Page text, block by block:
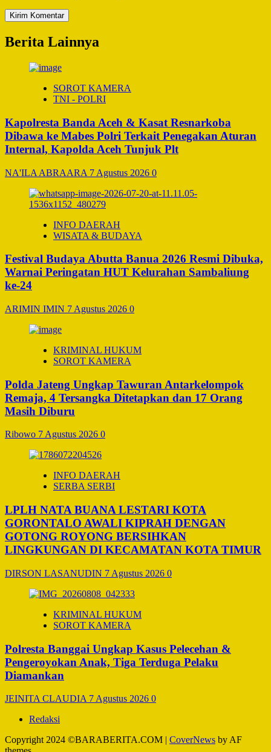
Berita Lainnya
SOROT KAMERA
TNI - POLRI
Kapolresta Banda Aceh & Kasat Resnarkoba
Dibawa ke Mabes Polri Terkait Penegakan Aturan
Internal, Kapolda Aceh Tunjuk Plt
NA'ILA ABRAARA 7 Agustus 2026 0
INFO DAERAH
WISATA & BUDAYA
Festival Budaya Abutta Banua 2026 Resmi Dibuka,
Warnai Peringatan HUT Kelurahan Sambaliung
ke-24
ARIMIN IMIN 7 Agustus 2026 0
KRIMINAL HUKUM
SOROT KAMERA
Polda Jateng Ungkap Tawuran Antarkelompok
Remaja, 4 Tersangka Ditetapkan dan 17 Orang
Masih Diburu
Ribowo 7 Agustus 2026 0
INFO DAERAH
SERBA SERBI
LPLH NATA BUANA LESTARI KOTA
GORONTALO AWALI KIPRAH DENGAN
GOTONG ROYONG BERSIHKAN
LINGKUNGAN DI KECAMATAN KOTA TIMUR
DIRSON LASANUDIN 7 Agustus 2026 0
KRIMINAL HUKUM
SOROT KAMERA
Polresta Banggai Ungkap Kasus Pelecehan &
Pengeroyokan Anak, Tiga Terduga Pelaku
Diamankan
JEINITA CLAUDIA 7 Agustus 2026 0
Redaksi
Copyright 2024 ©BARABERITA.COM | CoverNews by AF